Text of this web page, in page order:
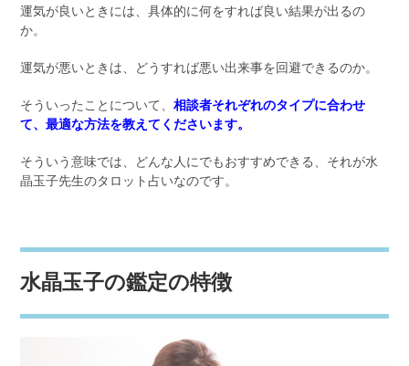
運気が良いときには、具体的に何をすれば良い結果が出るの
か。
運気が悪いときは、どうすれば悪い出来事を回避できるのか。
そういったことについて、相談者それぞれのタイプに合わせ
て、最適な方法を教えてくださいます。
そういう意味では、どんな人にでもおすすめできる、それが水
晶玉子先生のタロット占いなのです。
水晶玉子の鑑定の特徴